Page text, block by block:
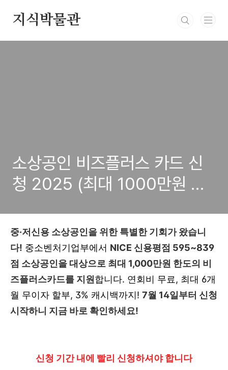
지식박물관
소상공인 비즈플러스 카드 신
청 2025 (최대 1000만원 혜
중·저신용 소상공인을 위한 특별한 기회가 왔습니
다! 중소벤처기업부에서 NICE 신용평점 595~839
점 소상공인을 대상으로 최대 1,000만원 한도의 비
즈플러스카드를 지원 합니다. 연회비 무료, 최대 6개
월 무이자 할부, 3% 캐시백까지! 7월 14일부터 신청
시작하니 지금 바로 확인하세요!
신청 기간 내에 빨리 신청하셔야 합니다